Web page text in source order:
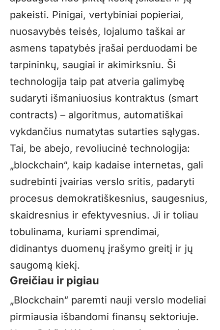
pakeisti. Pinigai, vertybiniai popieriai,
nuosavybės teisės, lojalumo taškai ar
asmens tapatybės įrašai perduodami be
tarpininkų, saugiai ir akimirksniu. Ši
technologija taip pat atveria galimybę
sudaryti išmaniuosius kontraktus (smart
contracts) – algoritmus, automatiškai
vykdančius numatytas sutarties sąlygas.
Tai, be abejo, revoliucinė technologija:
„blockchain“, kaip kadaise internetas, gali
sudrebinti įvairias verslo sritis, padaryti
procesus demokratiškesnius, saugesnius,
skaidresnius ir efektyvesnius. Ji ir toliau
tobulinama, kuriami sprendimai,
didinantys duomenų įrašymo greitį ir jų
saugomą kiekį.
Greičiau ir pigiau
„Blockchain“ paremti nauji verslo modeliai
pirmiausia išbandomi finansų sektoriuje.